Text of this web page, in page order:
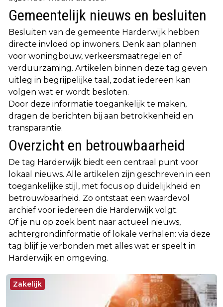
Gemeentelijk nieuws en besluiten
Besluiten van de gemeente Harderwijk hebben
directe invloed op inwoners. Denk aan plannen
voor woningbouw, verkeersmaatregelen of
verduurzaming. Artikelen binnen deze tag geven
uitleg in begrijpelijke taal, zodat iedereen kan
volgen wat er wordt besloten.
Door deze informatie toegankelijk te maken,
dragen de berichten bij aan betrokkenheid en
transparantie.
Overzicht en betrouwbaarheid
De tag Harderwijk biedt een centraal punt voor
lokaal nieuws. Alle artikelen zijn geschreven in een
toegankelijke stijl, met focus op duidelijkheid en
betrouwbaarheid. Zo ontstaat een waardevol
archief voor iedereen die Harderwijk volgt.
Of je nu op zoek bent naar actueel nieuws,
achtergrondinformatie of lokale verhalen: via deze
tag blijf je verbonden met alles wat er speelt in
Harderwijk en omgeving.
Zakelijk